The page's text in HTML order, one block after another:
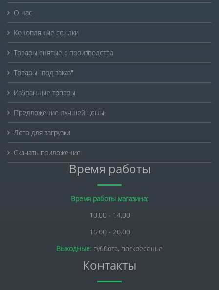
О нас
Конопляные ссылки
Товары снятые с производства
Товары "под заказ"
Избранные товары
Предложение лучшей цены
Лого для загрузки
Скачать приложение
Время работы
Время работы магазина:
10.00 - 14.00
16.00 - 20.00
Выходные: суббота, воскресенье
Контакты